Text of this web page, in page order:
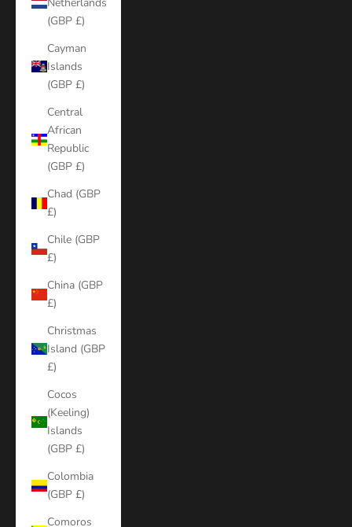
(GBP £)
Cayman
Islands
(GBP £)
Central
African
Republic
(GBP £)
Chad (GBP
£)
Chile (GBP
£)
China (GBP
£)
Christmas
Island (GBP
£)
Cocos
(Keeling)
Islands
(GBP £)
Colombia
(GBP £)
Comoros